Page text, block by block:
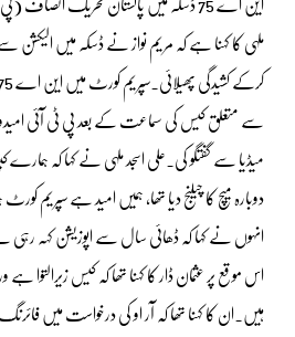
ملہی کا کہنا ہے کہ مریم نواز نے ڈسکہ میں
سے متعلق کیس کی سماعت کے بعد پی ٹی آئی
دوبارہ میچ کا چیلنج دیا تھا، ہمیں امید ہے
انہوں نے کہا کہ ڈھائی سال سے اپوزیشن کہہ
اس موقع پر عثمان ڈار کا کہنا تھا کہ کیس زیرالتوا
ہیں۔ان کا کہنا تھا کہ آر او کی درخواست میں